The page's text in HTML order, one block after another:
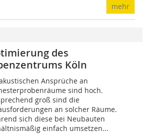
mehr
des
Köln
Ansprüche an
sind hoch.
groß sind die
an solcher Räume.
sich diese bei Neubauten
einfach umsetzen...